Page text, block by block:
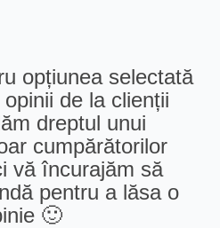
opțiunea selectată
de la clienții
dreptul unui
cumpărătorilor
vă încurajăm să
pentru a lăsa o
🙂